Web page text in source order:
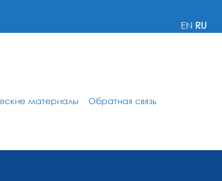
EN RU
материалы Обратная связь